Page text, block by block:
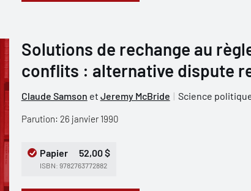
Solutions de rechange au
conflits : alternative dispute
Claude Samson et Jeremy McBride Science
Parution: 26 janvier 1990
Papier 52,00 $
ISBN: 9782763772882